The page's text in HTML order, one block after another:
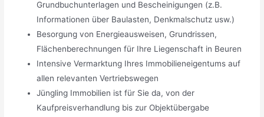
Grundbuchunterlagen und Bescheinigungen (z.B.
Informationen über Baulasten, Denkmalschutz usw.)
Besorgung von Energieausweisen, Grundrissen,
Flächenberechnungen für Ihre Liegenschaft in Beuren
Intensive Vermarktung Ihres Immobilieneigentums auf
allen relevanten Vertriebswegen
Jüngling Immobilien ist für Sie da, von der
Kaufpreisverhandlung bis zur Objektübergabe